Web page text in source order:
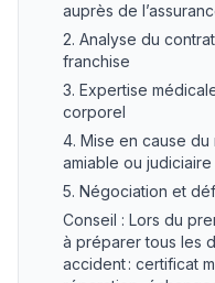
auprès de
2. Analyse du
franchise
3. Expertise
corporel
4. Mise en cause
amiable ou judiciaire
5. Négociation et
Conseil : Lors du
à préparer tous les
accident : certificat